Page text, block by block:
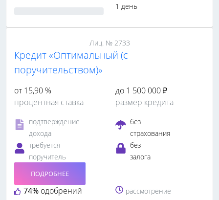
1 день
Лиц. № 2733
Кредит «Оптимальный (с
поручительством)»
от 15,90 %
процентная ставка
до 1 500 000 ₽
размер кредита
подтверждение
дохода
без
страхования
требуется
поручитель
без
залога
74% одобрений
ПОДРОБНЕЕ
рассмотрение